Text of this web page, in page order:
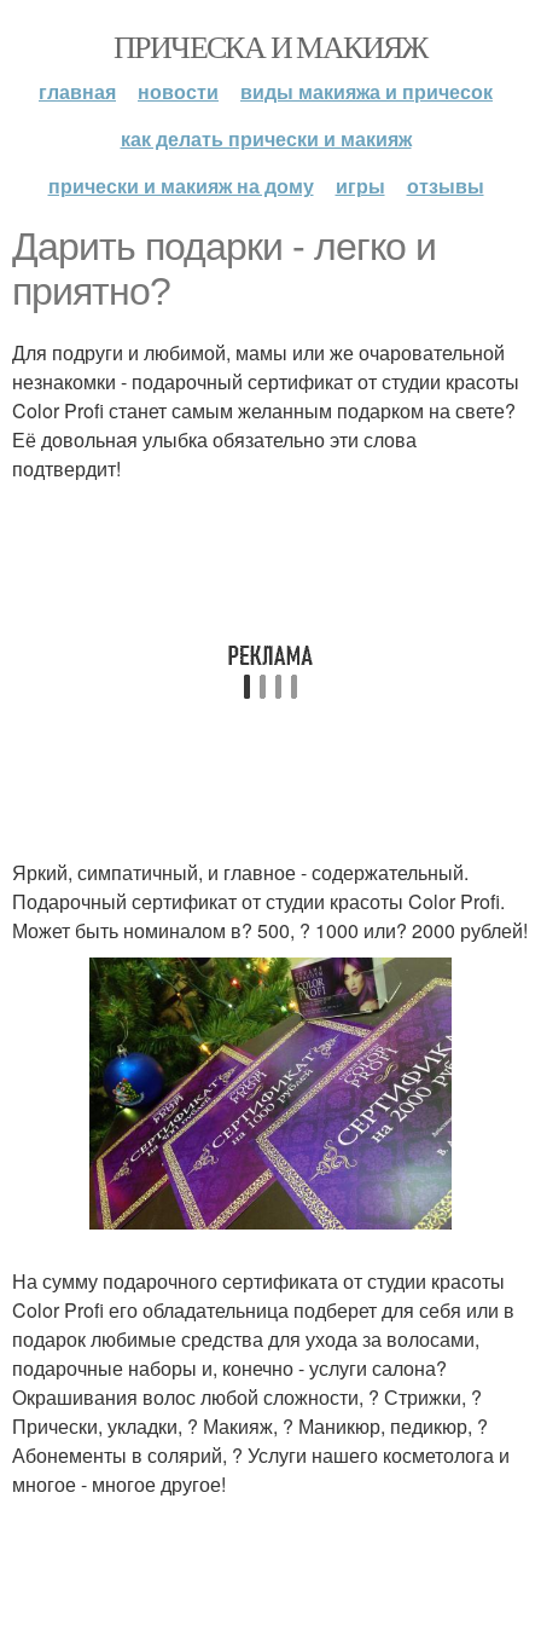
ПРИЧЕСКА И МАКИЯЖ
главная новости
виды макияжа и причесок
как делать прически и макияж
прически и макияж на дому
игры отзывы
Дарить подарки - легко и
приятно?
Для подруги и любимой, мамы или же очаровательной
незнакомки - подарочный сертификат от студии красоты
Color Profi станет самым желанным подарком на свете?
Её довольная улыбка обязательно эти слова
подтвердит!
Яркий, симпатичный, и главное - содержательный.
Подарочный сертификат от студии красоты Color Profi.
Может быть номиналом в? 500, ? 1000 или? 2000 рублей!
На сумму подарочного сертификата от студии красоты
Color Profi его обладательница подберет для себя или в
подарок любимые средства для ухода за волосами,
подарочные наборы и, конечно - услуги салона?
Окрашивания волос любой сложности, ? Стрижки, ?
Прически, укладки, ? Макияж, ? Маникюр, педикюр, ?
Абонементы в солярий, ? Услуги нашего косметолога и
многое - многое другое!